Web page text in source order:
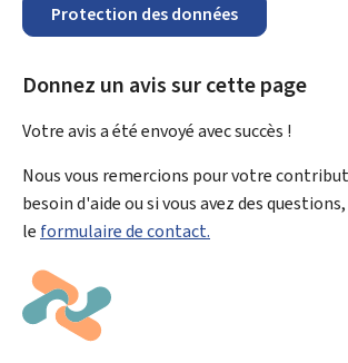
Protection des données
Donnez un avis sur cette page
Votre avis a été envoyé avecsuccès !
Nous vous remercions pour votre
besoin d'aide ou si vous avez des
le formulaire de contact.